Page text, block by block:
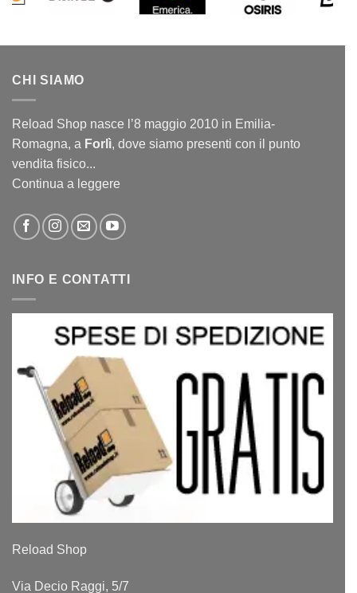
CHI SIAMO
Reload Shop nasce l’8 maggio 2010 in Emilia-
Romagna, a Forlì, dove siamo presenti con il punto
vendita fisico...
Continua a leggere
INFO E CONTATTI
Reload Shop
Via Decio Raggi, 5/7